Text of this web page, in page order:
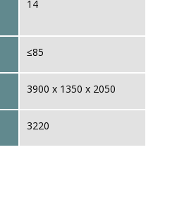
14
≤85
3900 x 1350 x 2050
3220